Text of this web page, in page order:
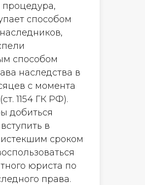
способом
способом
наследства в
с момента
1154 ГК РФ).
добиться
в
сроком
юриста по
права.